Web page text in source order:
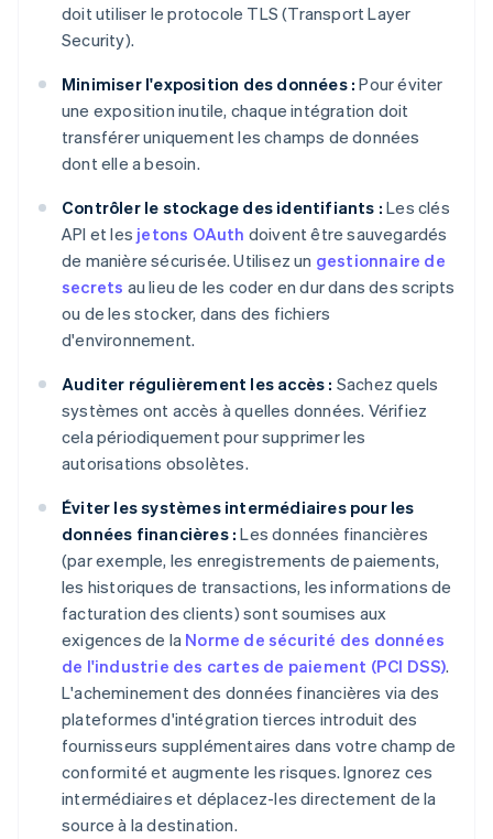
doit utiliser le protocole TLS (Transport Layer
Security).
Minimiser l'exposition des données : Pour éviter
une exposition inutile, chaque intégration doit
transférer uniquement les champs de données
dont elle a besoin.
Contrôler le stockage des identifiants : Les clés
API et les jetons OAuth doivent être sauvegardés
de manière sécurisée. Utilisez un gestionnaire de
secrets au lieu de les coder en dur dans des scripts
ou de les stocker, dans des fichiers
d'environnement.
Auditer régulièrement les accès : Sachez quels
systèmes ont accès à quelles données. Vérifiez
cela périodiquement pour supprimer les
autorisations obsolètes.
Éviter les systèmes intermédiaires pour les
données financières : Les données financières
(par exemple, les enregistrements de paiements,
les historiques de transactions, les informations de
facturation des clients) sont soumises aux
exigences de la Norme de sécurité des données
de l'industrie des cartes de paiement (PCI DSS).
L'acheminement des données financières via des
plateformes d'intégration tierces introduit des
fournisseurs supplémentaires dans votre champ de
conformité et augmente les risques. Ignorez ces
intermédiaires et déplacez-les directement de la
source à la destination.